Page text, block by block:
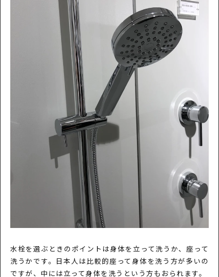
水栓を選ぶときのポイントは身体を立って洗うか、座って
洗うかです。日本人は比較的座って身体を洗う方が多いの
ですが、中には立って身体を洗うという方もおられます。